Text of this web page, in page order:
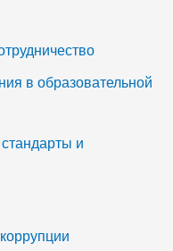
в образовательной
и